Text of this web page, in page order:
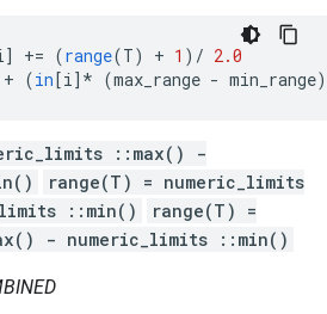
] += (range(T) + 1 ) / 2.0
+ (in[i]* (max_range - min_range)
::max() -
range(T) = numeric_limits
::min()
range(T) =
- numeric_limits ::min()